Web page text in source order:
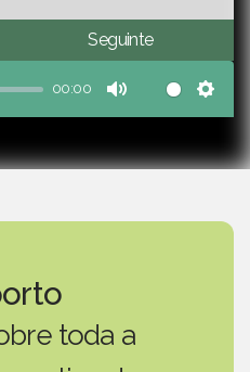
Seguinte
00:00
Mute
toda a